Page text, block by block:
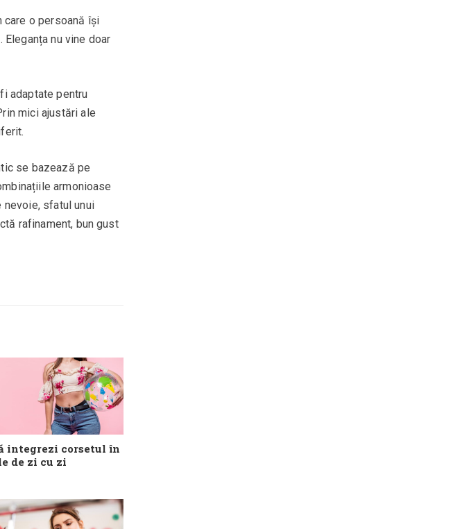
care o persoană își
nu vine doar
adaptate pentru
mici ajustări ale
se bazează pe
armonioase
nevoie, sfatul unui
rafinament, bun gust
integrezi corsetul în
de zi cu zi